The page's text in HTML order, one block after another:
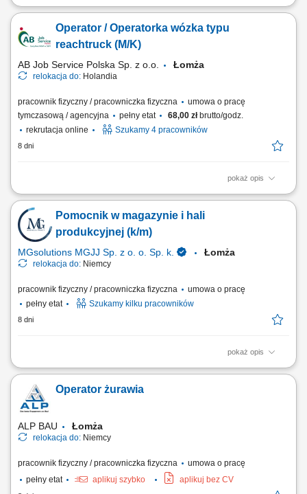
Nasz klient to holenderska firma produkująca izolowane drzwi sekcyjne
produktów na indywidualne zamówienia klientów. Posiada kilka
nowoczesnych fabryk w Zeewolde w Holandii. Zakres obowiązków
Operator / Operatorka wózka typu
reachtruck (M/K)
AB Job Service Polska Sp. z o.o. Łomża
relokacja do: Holandia
pracownik fizyczny / pracowniczka fizyczna
umowa o pracę
tymczasową / agencyjna
pełny etat 68,00 złbrutto/godz.
rekrutacja online
Szukamy 4 pracowników
8 dni
pokaż opis
Pracodawca to nowoczesne centrum logistyczne obsługujące sklepy
internetowe i sprzedaż online. Firma zajmuje się magazynowaniem
towarów, kompletowaniem zamówień, pakowaniem oraz wysyłką do
klientów i partnerów biznesowych w Europie. Oferują też usługi
dodatkowe, takie jak...
Pomocnik w magazynie i hali
produkcyjnej (k/m)
MGsolutions MGJJ Sp. z o. o. Sp. k. Łomża
relokacja do: Niemcy
pracownik fizyczny / pracowniczka fizyczna
umowa o pracę
pełny etat
Szukamy kilku pracowników
8 dni
pokaż opis
Opis stanowiska Proste i powtarzalne prace pomocnicze w magazynie
przyuczenia oraz znajomości języka; Pakowanie i układanie towaru;
Kontrola jakości; Inne nieskomplikowane prace pomocnicze
Operator żurawia
ALP BAU Łomża
relokacja do: Niemcy
pracownik fizyczny / pracowniczka fizyczna
umowa o pracę
pełny etat
aplikuj szybko aplikuj bez CV